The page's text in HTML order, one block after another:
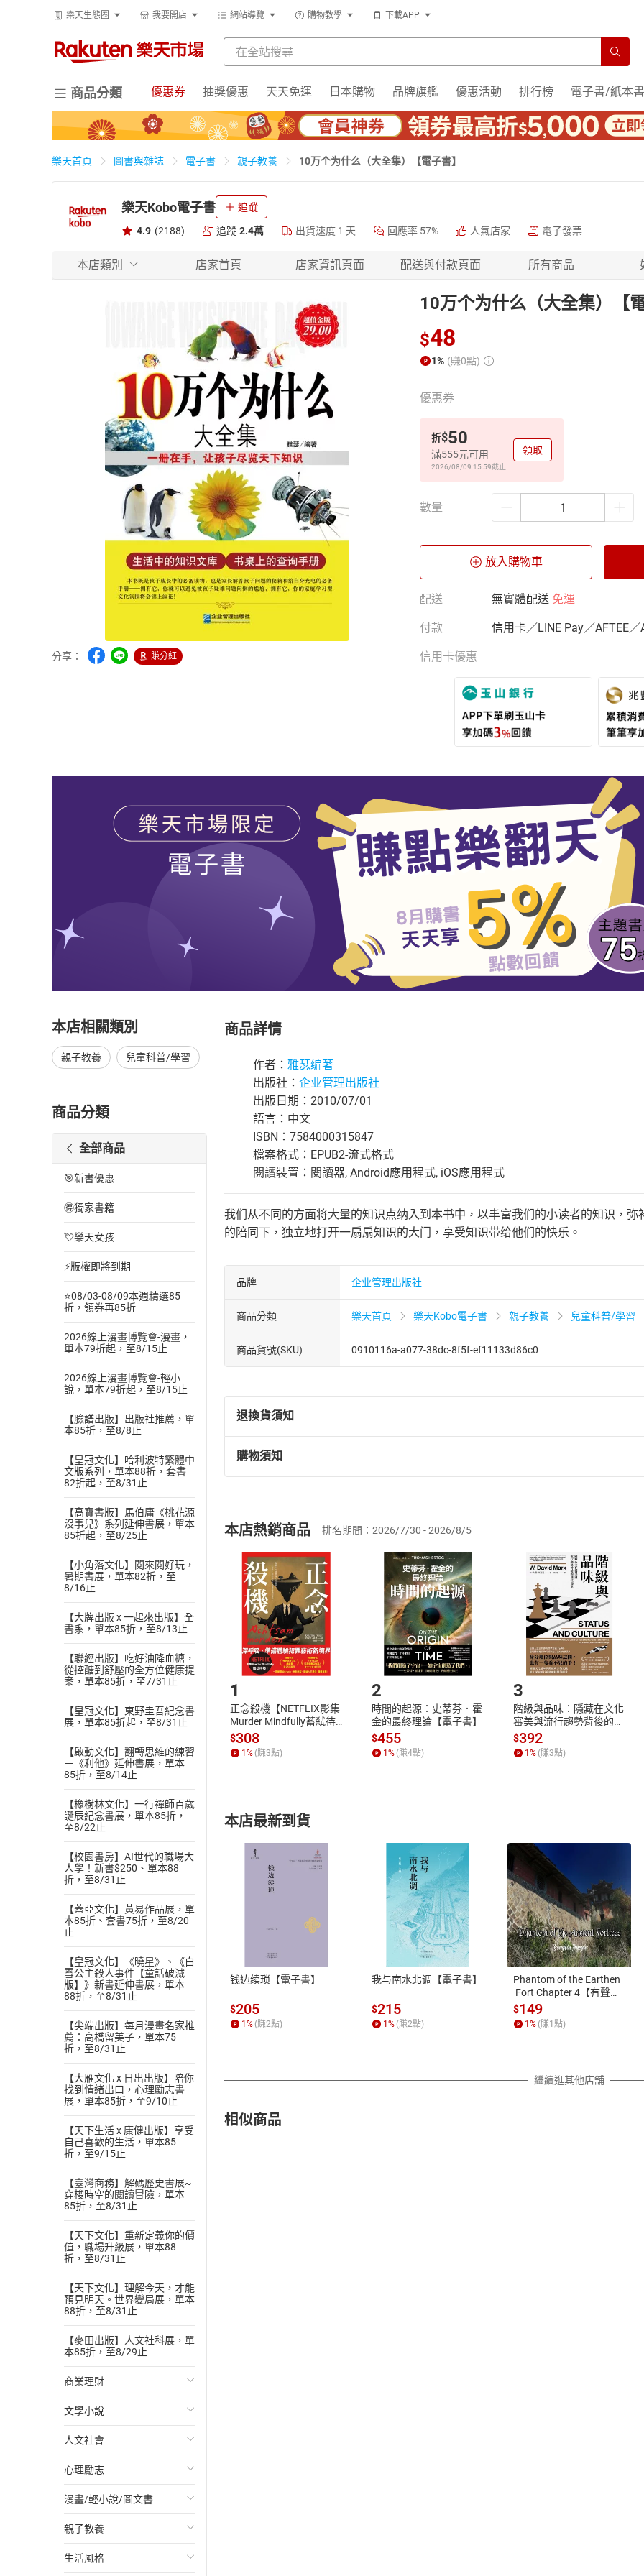
樂天生態圈 我要開店 網站導覽 購物教學 下載APP
商品分類 優惠券 抽獎優惠 天天免運 日本購物 品牌旗艦 優惠活動 排行榜 電子書/紙本書
樂天首頁 圖書與雜誌 電子書 親子教養 10万个为什么（大全集）【電子書】
樂天Kobo電子書 追蹤
4.9 (2188) 追蹤 2.4萬 出貨速度 1 天 回應率 57% 人氣店家 電子發票
本店類別 店家首頁 店家資訊頁面 配送與付款頁面 所有商品
分享： 賺分紅
10万个为什么（大全集）【
$48
1% (賺0點)
優惠券
折$50
滿555元可用
2026/08/09 15:59截止
領取
數量
放入購物車
配送 無實體配送 免運
付款 信用卡／LINE Pay／AFTEE／
信用卡優惠
本店相關類別
親子教養 兒童科普/學習
商品分類
全部商品
🎯新書優惠
🉐獨家書籍
💘樂天女孩
⚡版權即將到期
⭐08/03-08/09本週精選85
折，領券再85折
2026線上漫畫博覽會-漫畫，
單本79折起，至8/15止
2026線上漫畫博覽會-輕小
說，單本79折起，至8/15止
【臉譜出版】出版社推薦，單
本85折，至8/8止
【皇冠文化】哈利波特繁體中
文版系列，單本88折，套書
82折起，至8/31止
【高寶書版】馬伯庸《桃花源
沒事兒》系列延伸書展，單本
85折起，至8/25止
【小角落文化】閱來閱好玩，
暑期書展，單本82折，至
8/16止
【大牌出版 x 一起來出版】全
書系，單本85折，至8/13止
【聯經出版】吃好油降血糖，
從控醣到舒壓的全方位健康提
案，單本85折，至7/31止
【皇冠文化】東野圭吾紀念書
展，單本85折起，至8/31止
【啟動文化】翻轉思維的練習
－《利他》延伸書展，單本
85折，至8/14止
【橡樹林文化】一行禪師百歲
誕辰紀念書展，單本85折，
至8/22止
【校園書房】AI世代的職場大
人學！新書$250、單本88
折，至8/31止
【蓋亞文化】黃易作品展，單
本85折、套書75折，至8/20
止
【皇冠文化】《曉星》、《白
雪公主殺人事件【童話破滅
版】》新書延伸書展，單本
88折，至8/31止
【尖端出版】每月漫畫名家推
薦：高橋留美子，單本75
折，至8/31止
【大雁文化 x 日出出版】陪你
找到情緒出口，心理勵志書
展，單本85折，至9/10止
【天下生活 x 康健出版】享受
自己喜歡的生活，單本85
折，至9/15止
【臺灣商務】解碼歷史書展~
穿梭時空的閱讀冒險，單本
85折，至8/31止
【天下文化】重新定義你的價
值，職場升級展，單本88
折，至8/31止
【天下文化】理解今天，才能
預見明天。世界變局展，單本
88折，至8/31止
【麥田出版】人文社科展，單
本85折，至8/29止
商業理財
投資理財
經濟/趨勢
財務/金融
管理/領導
職場工作術
成功法
文學小說
歐美文學
日本文學
韓國文學
華文文學
經典文學
人文社會
國際關係
政治
社會科學
台灣/中國歷史
心理勵志
心靈成長/情緒
人際關係
兩性關係
漫畫/輕小說/圖文書
輕小說
奇幻/科幻
親子教養
教育現場
生活風格
商品詳情
作者： 雅瑟编著
出版社： 企业管理出版社
出版日期：2010/07/01
語言：中文
ISBN：7584000315847
檔案格式：EPUB2-流式格式
閱讀裝置：閱讀器, Android應用程式, iOS應用程式
我们从不同的方面将大量的知识点纳入到本书中，以丰富我们的小读者的知识，
的陪同下，独立地打开一扇扇知识的大门，享受知识带给他们的快乐。
品牌 企业管理出版社
商品分類 樂天首頁 樂天Kobo電子書 親子教養 兒童科普/學習
商品貨號(SKU) 0910116a-a077-38dc-8f5f-ef11133d86c0
退換貨須知
退換貨規定：
(一)依消費者保護法第19條第1項後段暨通訊交易解除權合理例外情事適用
(二)消費者訂購本店鋪之商品即代表知悉本店鋪所銷售之商品為電子書，
且已下載/存取電子書，不得請求退貨退款。
退貨方式：您欲取消訂單或辦理退貨時，請登入樂天市場，並於「我的訂單
貨」，本店鋪將依您的申請進行審核，待審核通過後將為您辦理退款事宜。
請注意，樂天市場須以整筆訂單為單位進行取消/退貨，恕無法以單支商品取
購物須知
挑選商品
Choose
放入購物車
Shopping cart
登入帳號
Login
購書後，如何開始使用？
Step1.選擇閱讀載具 Step2.登入
付款方式
ATM轉帳、信用卡、LINE PAY、AFTEE
退換貨規範
本店是否提供消費者保護法七日猶
之權利，遽消費者保護法及通訊交
除權合理例外情事適用準則，依商
質各有不同規定。詳細退換貨說明
照各商品說明。
本店熱銷商品 排名期間：2026/7/30 - 2026/8/5
1
正念殺機【NETFLIX影集
Murder Mindfully蓄弒待
發】【電子書】
$308
1 % (賺3點)
2
時間的起源：史蒂芬．霍
金的最終理論【電子書】
$455
1 % (賺4點)
3
階級與品味：隱藏在文化
審美與流行趨勢背後的地
位渴望【電子書】
$392
1 % (賺3點)
本店最新到貨
钱边续琐【電子書】
$205
1 % (賺2點)
我与南水北调【電子書】
$215
1 % (賺2點)
Phantom of the Earthen
Fort Chapter 4【有聲
書】
$149
1 % (賺1 點)
繼續逛其他店舖
相似商品